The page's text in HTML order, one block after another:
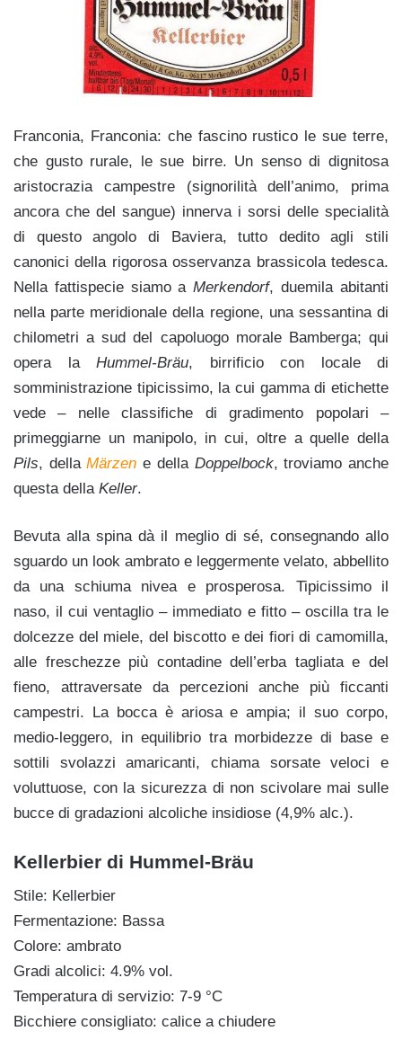
Franconia, Franconia: che fascino rustico le sue terre,
che gusto rurale, le sue birre. Un senso di dignitosa
aristocrazia campestre (signorilità dell’animo, prima
ancora che del sangue) innerva i sorsi delle specialità
di questo angolo di Baviera, tutto dedito agli stili
canonici della rigorosa osservanza brassicola tedesca.
Nella fattispecie siamo aMerkendorf, duemila abitanti
nella parte meridionale della regione, una sessantina di
chilometri a sud del capoluogo morale Bamberga; qui
opera la Hummel-Bräu, birrificio con locale di
somministrazione tipicissimo, la cui gamma di etichette
vede – nelle classifiche di gradimento popolari –
primeggiarne un manipolo, in cui, oltre a quelle della
Pils, dellaMärzen e della Doppelbock, troviamo anche
questa della Keller.
Bevuta alla spina dà il meglio di sé, consegnando allo
sguardo un look ambrato e leggermente velato, abbellito
da una schiuma nivea e prosperosa. Tipicissimo il
naso, il cui ventaglio – immediato e fitto – oscilla tra le
dolcezze del miele, del biscotto e dei fiori di camomilla,
alle freschezze più contadine dell’erba tagliata e del
fieno, attraversate da percezioni anche più ficcanti
campestri. La bocca è ariosa e ampia; il suo corpo,
medio-leggero, in equilibrio tra morbidezze di base e
sottili svolazzi amaricanti, chiama sorsate veloci e
voluttuose, con la sicurezza di non scivolare mai sulle
bucce di gradazioni alcoliche insidiose (4,9% alc.).
Kellerbier di Hummel-Bräu
Stile: Kellerbier
Fermentazione: Bassa
Colore: ambrato
Gradi alcolici: 4.9% vol.
Temperatura di servizio: 7-9 °C
Bicchiere consigliato: calice a chiudere